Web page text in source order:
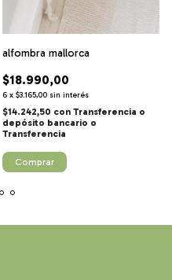
alfombra mallorca
$18.990,00
6 x $3.165,00 sin interés
$14.242,50 con Transferencia o
depósito bancario
Comprar